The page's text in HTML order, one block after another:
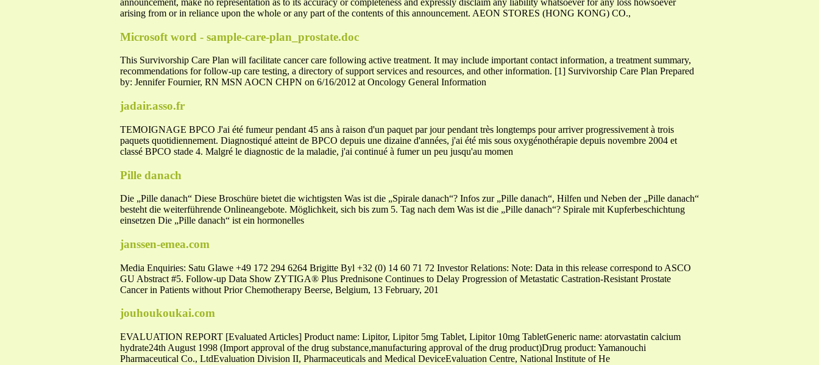
announcement, make no representation as to its accuracy or completeness and expressly disclaim any liability whatsoever for any loss howsoever
arising from or in reliance upon the whole or any part of the contents of this announcement. AEON STORES (HONG KONG) CO.,
Microsoft word - sample-care-plan_prostate.doc
This Survivorship Care Plan will facilitate cancer care following active treatment. It may include important contact information, a treatment summary,
recommendations for follow-up care testing, a directory of support services and resources, and other information. [1] Survivorship Care Plan Prepared
by: Jennifer Fournier, RN MSN AOCN CHPN on 6/16/2012 at Oncology General Information
jadair.asso.fr
TEMOIGNAGE BPCO J'ai été fumeur pendant 45 ans à raison d'un paquet par jour pendant très longtemps pour arriver progressivement à trois
paquets quotidiennement. Diagnostiqué atteint de BPCO depuis une dizaine d'années, j'ai été mis sous oxygénothérapie depuis novembre 2004 et
classé BPCO stade 4. Malgré le diagnostic de la maladie, j'ai continué à fumer un peu jusqu'au momen
Pille danach
Die „Pille danach“ Diese Broschüre bietet die wichtigsten Was ist die „Spirale danach“? Infos zur „Pille danach“, Hilfen und Neben der „Pille danach“
besteht die weiterführende Onlineangebote. Möglichkeit, sich bis zum 5. Tag nach dem Was ist die „Pille danach“? Spirale mit Kupferbeschichtung
einsetzen Die „Pille danach“ ist ein hormonelles
janssen-emea.com
Media Enquiries: Satu Glawe +49 172 294 6264 Brigitte Byl +32 (0) 14 60 71 72 Investor Relations: Note: Data in this release correspond to ASCO
GU Abstract #5. Follow-up Data Show ZYTIGA® Plus Prednisone Continues to Delay Progression of Metastatic Castration-Resistant Prostate
Cancer in Patients without Prior Chemotherapy Beerse, Belgium, 13 February, 201
jouhoukoukai.com
EVALUATION REPORT [Evaluated Articles] Product name: Lipitor, Lipitor 5mg Tablet, Lipitor 10mg TabletGeneric name: atorvastatin calcium
hydrate24th August 1998 (Import approval of the drug substance,manufacturing approval of the drug product)Drug product: Yamanouchi
Pharmaceutical Co., LtdEvaluation Division II, Pharmaceuticals and Medical DeviceEvaluation Centre, National Institute of He